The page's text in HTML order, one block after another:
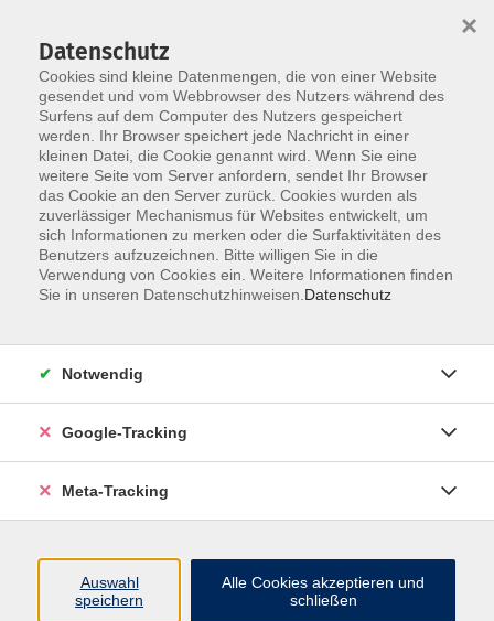
Skip to main content
Der Kurs konnte nicht gefunden werden.
Über uns
Datenschutz
Cookies sind kleine Datenmengen, die von einer Website
gesendet und vom Webbrowser des Nutzers während des
Surfens auf dem Computer des Nutzers gespeichert
werden. Ihr Browser speichert jede Nachricht in einer
kleinen Datei, die Cookie genannt wird. Wenn Sie eine
weitere Seite vom Server anfordern, sendet Ihr Browser
das Cookie an den Server zurück. Cookies wurden als
zuverlässiger Mechanismus für Websites entwickelt, um
sich Informationen zu merken oder die Surfaktivitäten des
Benutzers aufzuzeichnen. Bitte willigen Sie in die
Verwendung von Cookies ein. Weitere Informationen finden
Sie in unseren Datenschutzhinweisen. Datenschutz
×
Notwendig
Google-Tracking
Meta-Tracking
Auswahl
speichern
Alle Cookies akzeptieren und
schließen